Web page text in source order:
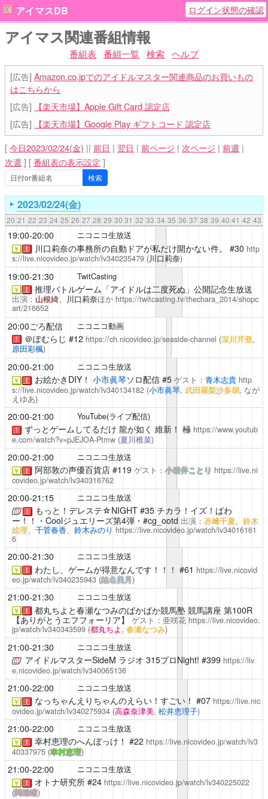
アイマスDB ログイン状態の確認
アイマス関連番組情報
番組表 番組一覧 検索 ヘルプ
[広告] Amazon.co.jpでのアイドルマスター関連商品のお買いもの
はこちらから
[広告]
【楽天市場】Apple Gift Card 認定店
[広告]
【楽天市場】Google Play ギフトコード 認定店
[ 今日2023/02/24(金) || 前日 | 翌日 | 前ページ | 次ページ | 前週 |
次週 ] [ 番組表の表示設定 ]
2023/02/24(金)
20 21 22 23 24 25 26 27 28 29 30 31 32 33 34 35 36 37 38 39 40 41 42 43
19:00-20:00 ニコニコ生放送
￥ ！ 川口莉奈の事務所の自動ドアが私だけ開かない件。 #30 http
s://live.nicovideo.jp/watch/lv340235479 (川口莉奈)
19:00-21:30 TwitCasting
￥ ！ 推理バトルゲーム「アイドルは二度死ぬ」公開記念生放送
出演： 山根綺、 川口莉奈ほか https://twitcasting.tv/thechara_2014/shopc
art/216652
20:00ごろ配信 ニコニコ動画
！ ＠ぽむらじ #12 https://ch.nicovideo.jp/seaside-channel (深川芹亜,
原田彩楓)
20:00-21:00 ニコニコ生放送
￥ ！ お絵かきDIY！ 小市眞琴ソロ配信 #5 ゲスト： 青木志貴 http
s://live.nicovideo.jp/watch/lv340134182 (小市眞琴, 武田羅梨沙多胡, なが
えゆあ)
20:00-21:00 YouTube(ライブ配信)
！ ずっとゲームしてるだけ 龍が如く 維新！ 極 https://www.youtub
e.com/watch?v=pJEJOA-Ptmw (夏川椎菜)
20:00-21:00 ニコニコ生放送
￥ ！ 阿部敦の声優百貨店#119 ゲスト：小岩井ことり https://live.ni
covideo.jp/watch/lv340316762
20:00-21:15 ニコニコ生放送
！ もっと！デレステ☆NIGHT#35 チカラ！イズ！ぱわ
ー！！・Coolジュエリーズ第4弾・#cg_ootd 出演： 赤﨑千夏、 鈴木
絵理、 千菅春香、 鈴木みのり https://live.nicovideo.jp/watch/lv34016161
6
20:00-21:30 ニコニコ生放送
￥ ！ わたし、ゲームが得意なんです！！！ #61 https://live.nicovid
eo.jp/watch/lv340235943 (結名美月)
21:00-21:30 ニコニコ生放送
￥ ！ 都丸ちよと春瀬なつみのぱかぱか競馬塾競馬講座 第100R
【ありがとうエフフォーリア】 ゲスト：亜咲花 https://live.nicovideo.
jp/watch/lv340343599 (都丸ちよ, 春瀬なつみ)
21:00-21:30 ニコニコ生放送
アイドルマスターSideM ラジオ 315プロNight! #399 https://liv
e.nicovideo.jp/watch/lv340065136
21:00-22:00 ニコニコ生放送
￥ ！ なっちゃんえりちゃんのえらい！すごい！ #07 https://live.nic
ovideo.jp/watch/lv340275934 (高森奈津美, 松井恵理子)
21:00-22:00 ニコニコ生放送
￥ ！ 幸村恵理のへんぼっけ！ #22 https://live.nicovideo.jp/watch/lv3
40337975 (幸村恵理)
21:00-22:00 ニコニコ生放送
￥ ！ オトナ研究所#24 https://live.nicovideo.jp/watch/lv340225022
(関根瞳)